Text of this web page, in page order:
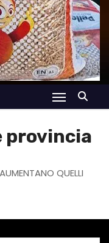
provincia
QUELLI